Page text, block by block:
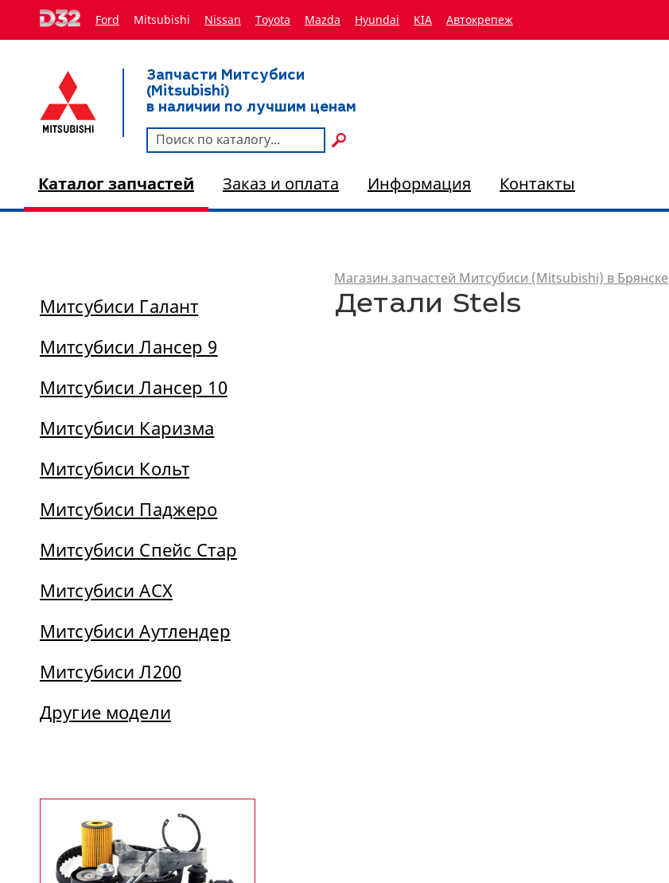
Ford Mitsubishi Nissan Toyota Мazda Hyundai KIA Автокрепеж
Запчасти Митсубиси
(Mitsubishi)
в наличии по лучшим ценам
Каталог запчастей Заказ и оплата Информация Контакты
Митсубиси Галант
Митсубиси Лансер 9
Митсубиси Лансер 10
Митсубиси Каризма
Митсубиси Кольт
Митсубиси Паджеро
Митсубиси Спейс Стар
Митсубиси АСХ
Митсубиси Аутлендер
Митсубиси Л200
Другие модели
Магазин запчастей Митсубиси (Mitsubishi) в Брянске
Детали Stels